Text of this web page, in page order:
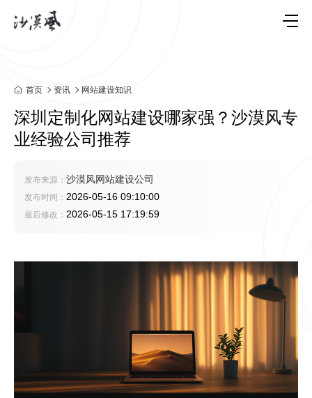
首页 资讯 网站建设知识
深圳定制化网站建设哪家强？沙漠风专
业经验公司推荐
发布来源： 沙漠风网站建设公司
发布时间： 2026-05-16 09:10:00
最后修改： 2026-05-15 17:19:59